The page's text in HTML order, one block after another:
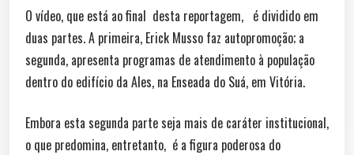
O vídeo, que está ao final desta reportagem, é dividido em
duas partes. A primeira, Erick Musso faz autopromoção; a
segunda, apresenta programas de atendimento à população
dentro do edifício da Ales, na Enseada do Suá, em Vitória.
Embora esta segunda parte seja mais de caráter institucional,
o que predomina, entretanto, é a figura poderosa do